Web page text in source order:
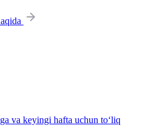
va keyingi hafta uchun to‘liq